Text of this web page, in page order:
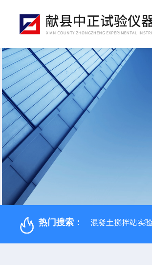
热门搜索： 混凝土搅拌站实